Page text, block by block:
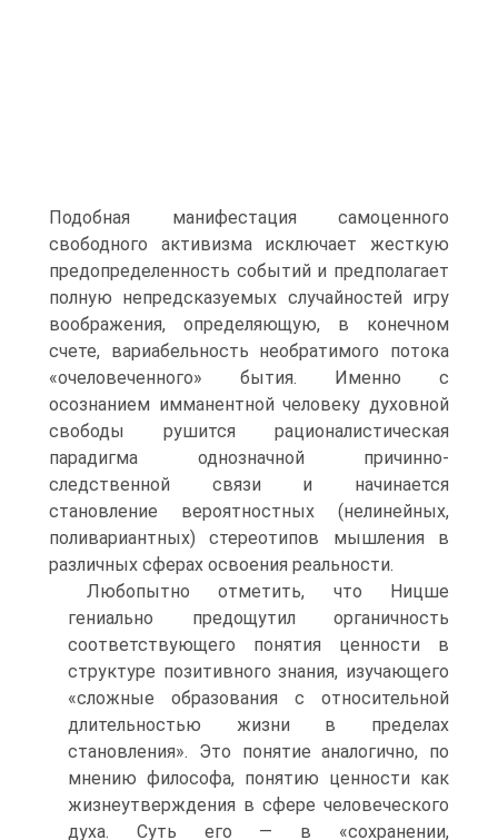
Подобная манифестация самоценного
свободного активизма исключает жесткую
предопределенность событий и предполагает
полную непредсказуемых случайностей игру
воображения, определяющую, в конечном
счете, вариабельность необратимого потока
«очеловеченного» бытия. Именно с
осознанием имманентной человеку духовной
свободы рушится рационалистическая
парадигма однозначной причинно-
следственной связи и начинается
становление вероятностных (нелинейных,
поливариантных) стереотипов мышления в
различных сферах освоения реальности.
Любопытно отметить, что Ницше
гениально предощутил органичность
соответствующего понятия ценности в
структуре позитивного знания, изучающего
«сложные образования с относительной
длительностью жизни в пределах
становления». Это понятие аналогично, по
мнению философа, понятию ценности как
жизнеутверждения в сфере человеческого
духа. Суть его — в «сохранении,